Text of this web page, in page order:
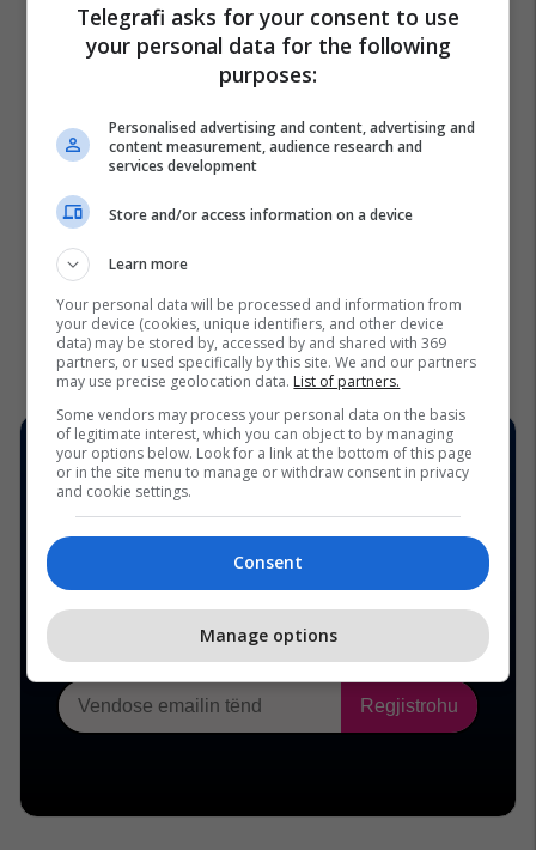
Telegrafi asks for your consent to use
your personal data for the following
purposes:
Personalised advertising and content, advertising and
content measurement, audience research and
services development
Store and/or access information on a device
Learn more
Your personal data will be processed and information from
your device (cookies, unique identifiers, and other device
data) may be stored by, accessed by and shared with 369
partners, or used specifically by this site. We and our partners
may use precise geolocation data. List of partners.
Some vendors may process your personal data on the basis
of legitimate interest, which you can object to by managing
your options below. Look for a link at the bottom of this page
or in the site menu to manage or withdraw consent in privacy
and cookie settings.
Consent
Manage options